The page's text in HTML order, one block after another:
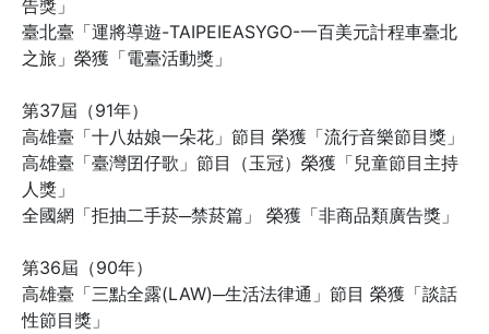
告獎」
臺北臺「運將導遊-TAIPEIEASYGO-一百美元計程車臺北
之旅」榮獲「電臺活動獎」
第37屆（91年）
高雄臺「十八姑娘一朵花」節目 榮獲「流行音樂節目獎」
高雄臺「臺灣囝仔歌」節目（玉冠）榮獲「兒童節目主持
人獎」
全國網「拒抽二手菸─禁菸篇」 榮獲「非商品類廣告獎」
第36屆（90年）
高雄臺「三點全露(LAW)─生活法律通」節目 榮獲「談話
性節目獎」